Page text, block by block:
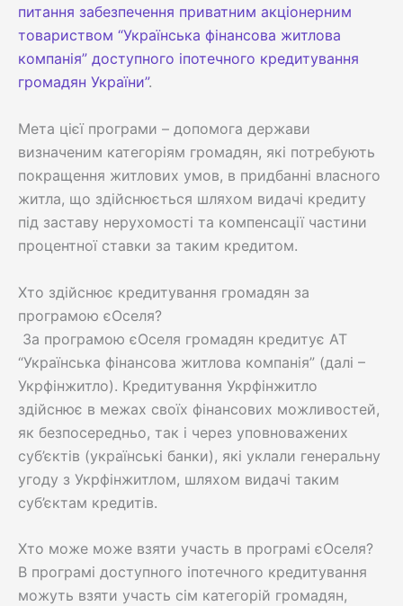
питання забезпечення приватним акціонерним
товариством “Українська фінансова житлова
компанія” доступного іпотечного кредитування
громадян України”.
Мета цієї програми – допомога держави
визначеним категоріям громадян, які потребують
покращення житлових умов, в придбанні власного
житла, що здійснюється шляхом видачі кредиту
під заставу нерухомості та компенсації частини
процентної ставки за таким кредитом.
Хто здійснює кредитування громадян за
програмою єОселя?
За програмою єОселя громадян кредитує АТ
“Українська фінансова житлова компанія” (далі –
Укрфінжитло). Кредитування Укрфінжитло
здійснює в межах своїх фінансових можливостей,
як безпосередньо, так і через уповноважених
суб’єктів (українські банки), які уклали генеральну
угоду з Укрфінжитлом, шляхом видачі таким
суб’єктам кредитів.
Хто може може взяти участь в програмі єОселя?
В програмі доступного іпотечного кредитування
можуть взяти участь сім категорій громадян,